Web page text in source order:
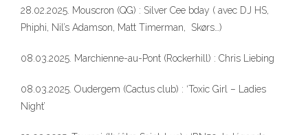
28.02.2025. Mouscron (QG) : Silver Cee bday ( avec DJ HS,
Phiphi, Nil’s Adamson, Matt Timerman, Skørs…)
08.03.2025. Marchienne-au-Pont (Rockerhill) : Chris Liebing
08.03.2025. Oudergem (Cactus club) : ‘Toxic Girl – Ladies
Night’